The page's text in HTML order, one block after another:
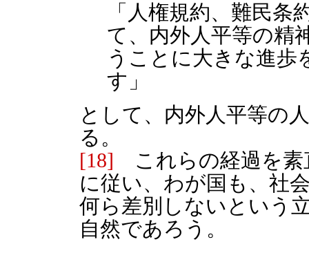
「人権規約、難民
て、内外人平等の精
うことに大きな進歩
す」
として、内外人平等の
る。
[18] これらの経過を素
に従い、わが国も、社
何ら差別しないという
自然であろう。